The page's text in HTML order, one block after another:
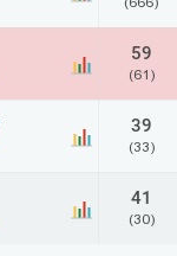
59
(61)
39
(33)
41
(30)